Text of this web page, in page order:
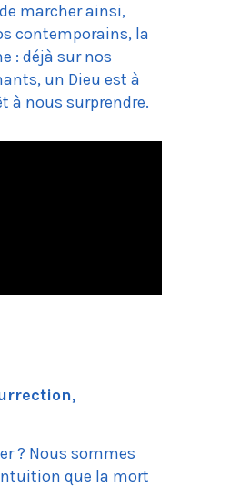
marcher ainsi,
contemporains, la
: déjà sur nos
un Dieu est à
à nous surprendre.
? Nous sommes
que la mort